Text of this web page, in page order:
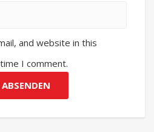
and website in this
I comment.